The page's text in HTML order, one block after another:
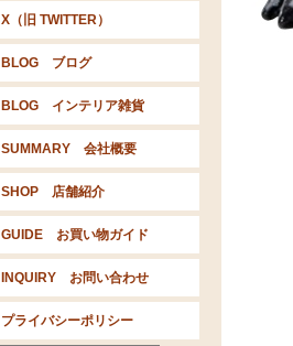
X（旧 TWITTER）
BLOG ブログ
BLOG インテリア雑貨
SUMMARY 会社概要
SHOP 店舗紹介
GUIDE お買い物ガイド
INQUIRY お問い合わせ
プライバシーポリシー